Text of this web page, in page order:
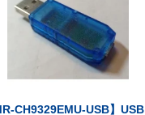
CH9329EMU-USB】USB